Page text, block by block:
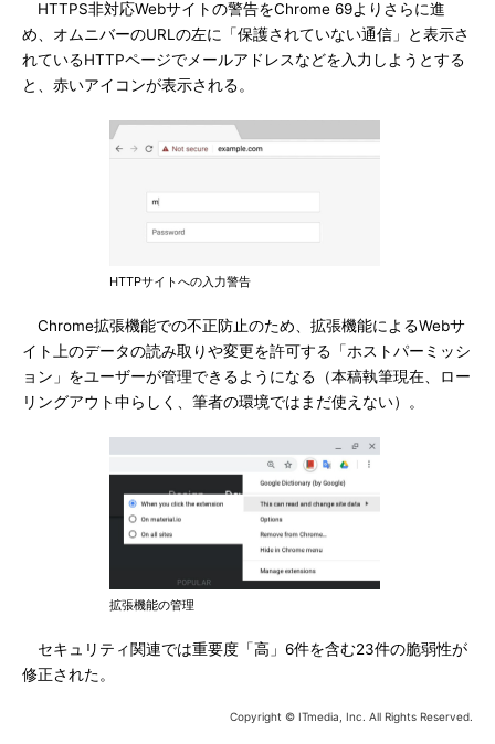
HTTPS非対応Webサイトの警告をChrome 69よりさらに進
め、オムニバーのURLの左に「保護されていない通信」と表示さ
れているHTTPページでメールアドレスなどを入力しようとする
と、赤いアイコンが表示される。
HTTPサイトへの入力警告
Chrome拡張機能での不正防止のため、拡張機能によるWebサ
イト上のデータの読み取りや変更を許可する「ホストパーミッシ
ョン」をユーザーが管理できるようになる（本稿執筆現在、ロー
リングアウト中らしく、筆者の環境ではまだ使えない）。
拡張機能の管理
セキュリティ関連では重要度「高」6件を含む23件の脆弱性が
修正された。
Copyright © ITmedia, Inc. All Rights Reserved.